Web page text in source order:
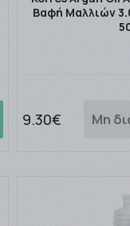
Βαφή Μαλλιών
9.30€ Μη